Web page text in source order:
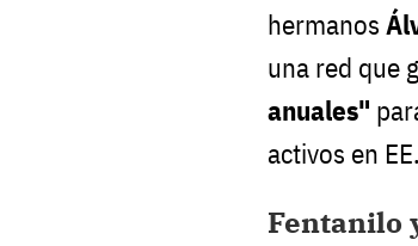
hermanos
una red que
anuales"
activos en
Fentanilo